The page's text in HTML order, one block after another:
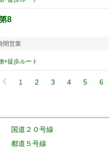
8
間営業
+徒歩ルート
1 2 3 4 5 6
国道２０号線
都道５号線